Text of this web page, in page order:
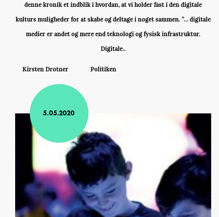
denne kronik et indblik i hvordan, at vi holder fast i den digitale
kulturs muligheder for at skabe og deltage i noget sammen. ”… digitale
medier er andet og mere end teknologi og fysisk infrastruktur.
Digitale..
Kirsten Drotner Politiken
5.05.2020